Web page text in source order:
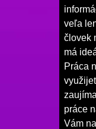
veľa
človek
má
Práca
práce
Vám